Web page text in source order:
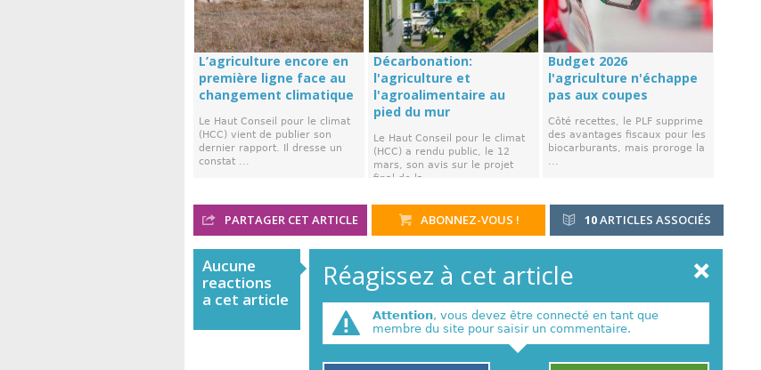
L’agriculture encore en
première ligne face au
changement climatique
Le Haut Conseil pour le climat
(HCC) vient de publier son
dernier rapport. Il dresse un
constat ...
Décarbonation:
l'agriculture et
l'agroalimentaire au
pied du mur
Le Haut Conseil pour le climat
(HCC) a rendu public, le 12
mars, son avis sur le projet
final de la ...
Budget 2026
l'agriculture n'échappe
pas aux coupes
Côté recettes, le PLF supprime
des avantages fiscaux pour les
biocarburants, mais proroge la
...
10ARTICLES ASSOCIÉS
PARTAGER CET ARTICLE ABONNEZ-VOUS !
Aucune
reactions
a cet article
Réagissez à cet article
Attention, vous devez être connecté en tant que
membre du site pour saisir un commentaire.